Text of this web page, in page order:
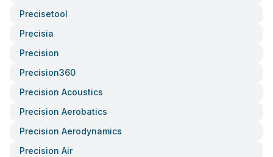
Precisetool
Precisia
Precision
Precision360
Precision Acoustics
Precision Aerobatics
Precision Aerodynamics
Precision Air